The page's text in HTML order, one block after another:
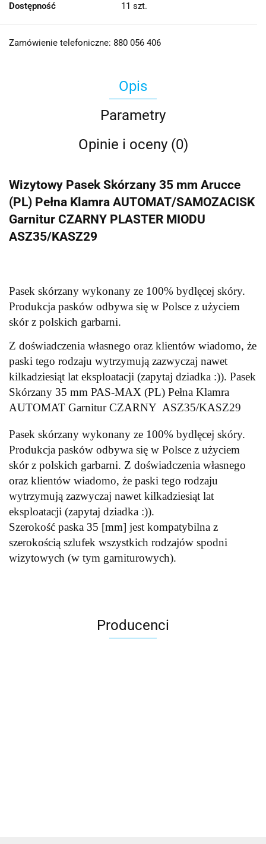
Dostępność 11 szt.
Zamówienie telefoniczne: 880 056 406
Opis
Parametry
Opinie i oceny (0)
Wizytowy Pasek Skórzany 35 mm Arucce
(PL) Pełna Klamra AUTOMAT/SAMOZACISK
Garnitur CZARNY PLASTER MIODU
ASZ35/KASZ29
Pasek skórzany wykonany ze 100% bydlęcej skóry.
Produkcja pasków odbywa się w Polsce z użyciem
skór z polskich garbarni.
Z doświadczenia własnego oraz klientów wiadomo, że
paski tego rodzaju wytrzymują zazwyczaj nawet
kilkadziesiąt lat eksploatacji (zapytaj dziadka :)). Pasek
Skórzany 35 mm PAS-MAX (PL) Pełna Klamra
AUTOMAT Garnitur CZARNY ASZ35/KASZ29
Pasek skórzany wykonany ze 100% bydlęcej skóry.
Produkcja pasków odbywa się w Polsce z użyciem
skór z polskich garbarni. Z doświadczenia własnego
oraz klientów wiadomo, że paski tego rodzaju
wytrzymują zazwyczaj nawet kilkadziesiąt lat
eksploatacji (zapytaj dziadka :)).
Szerokość paska 35 [mm] jest kompatybilna z
szerokością szlufek wszystkich rodzajów spodni
wizytowych (w tym garniturowych).
Producenci